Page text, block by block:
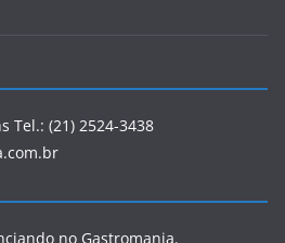
Tel.: (21) 2524-3438
no Gastromania.